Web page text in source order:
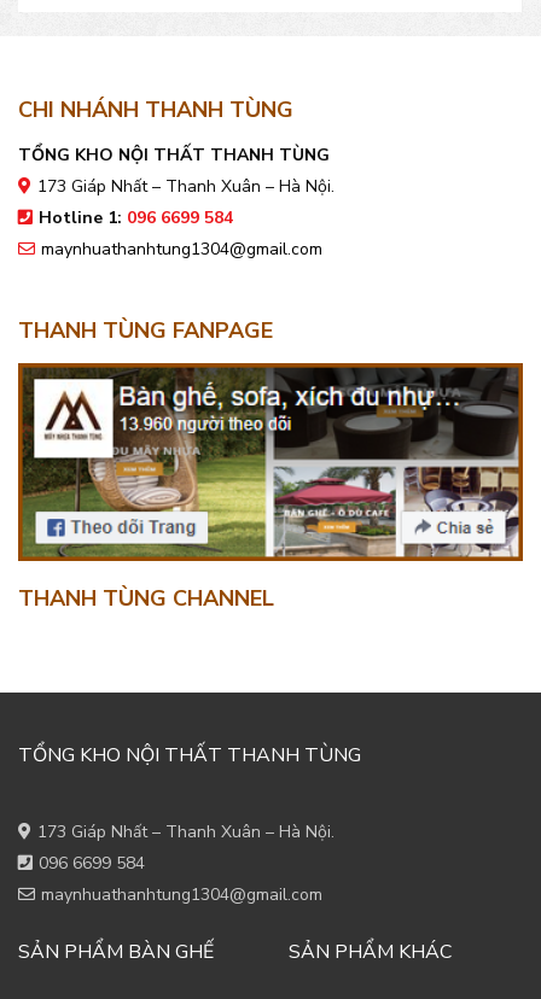
CHI NHÁNH THANH TÙNG
TỔNG KHO NỘI THẤT THANH TÙNG
173 Giáp Nhất – Thanh Xuân – Hà Nội.
Hotline 1: 096 6699 584
maynhuathanhtung1304@gmail.com
THANH TÙNG FANPAGE
THANH TÙNG CHANNEL
TỔNG KHO NỘI THẤT THANH TÙNG
173 Giáp Nhất – Thanh Xuân – Hà Nội.
096 6699 584
maynhuathanhtung1304@gmail.com
SẢN PHẨM BÀN GHẾ SẢN PHẨM KHÁC